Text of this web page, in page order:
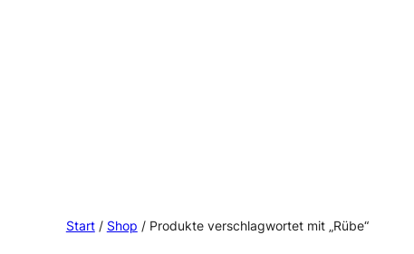
Start/ Shop / Produkte verschlagwortet mit „Rübe“